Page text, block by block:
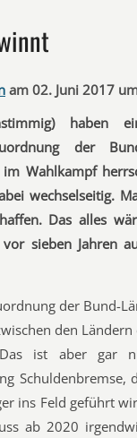
am 02. Juni 2017
haben
der
Wahlkampf
wechselseitig.
Das alles
sieben Jahren
der Bund-
den
Das ist aber gar
Schuldenbremse,
ins Feld geführt
ab 2020